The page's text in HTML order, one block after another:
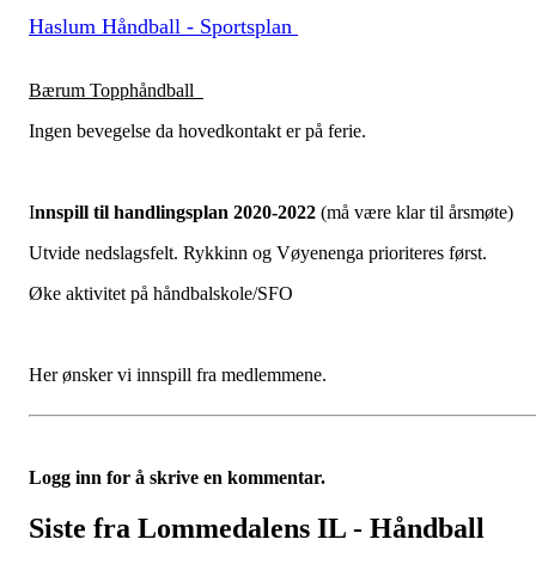
Haslum Håndball - Sportsplan
Bærum Topphåndball
Ingen bevegelse da hovedkontakt er på ferie.
Innspill til handlingsplan 2020-2022 (må være klar til årsmøte)
Utvide nedslagsfelt. Rykkinn og Vøyenenga prioriteres først.
Øke aktivitet på håndbalskole/SFO
Her ønsker vi innspill fra medlemmene.
Logg inn for å skrive en kommentar.
Siste fra Lommedalens IL - Håndball